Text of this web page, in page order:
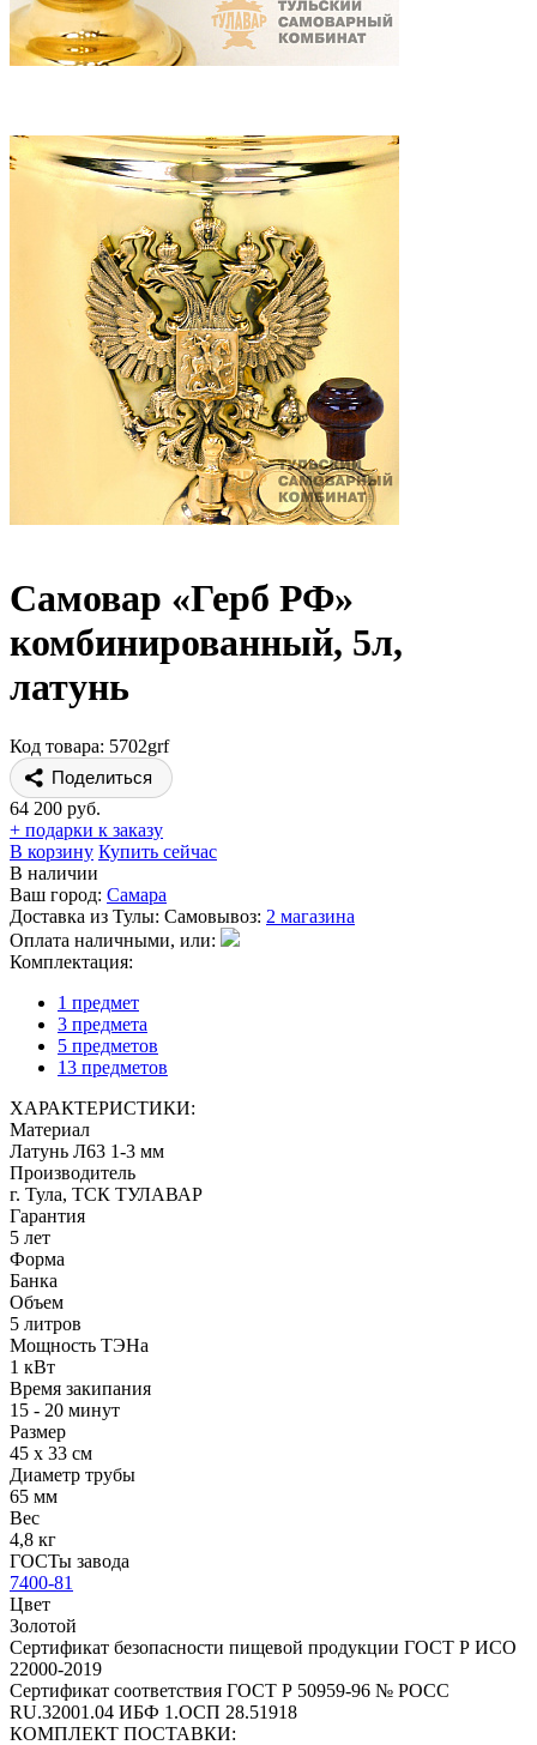
Самовар «Герб РФ»
комбинированный, 5л,
латунь
Код товара: 5702grf
Поделиться
64 200 руб.
+ подарки к заказу
В корзину Купить сейчас
В наличии
Ваш город: Самара
Доставка из Тулы: Самовывоз: 2 магазина
Оплата наличными, или:
Комплектация:
1 предмет
3 предмета
5 предметов
13 предметов
ХАРАКТЕРИСТИКИ:
Материал
Латунь Л63 1-3 мм
Производитель
г. Тула, ТСК ТУЛАВАР
Гарантия
5 лет
Форма
Банка
Объем
5 литров
Мощность ТЭНа
1 кВт
Время закипания
15 - 20 минут
Размер
45 х 33 см
Диаметр трубы
65 мм
Вес
4,8 кг
ГОСТы завода
7400-81
Цвет
Золотой
Сертификат безопасности пищевой продукции ГОСТ Р ИСО
22000-2019
Сертификат соответствия ГОСТ Р 50959-96 № РОСС
RU.32001.04 ИБФ 1.ОСП 28.51918
КОМПЛЕКТ ПОСТАВКИ: